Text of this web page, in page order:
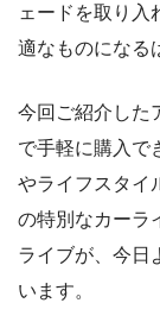
ェードを取り入
適なものになる
今回ご紹介した
で手軽に購入で
やライフスタイ
の特別なカーラ
ライブが、今日
います。